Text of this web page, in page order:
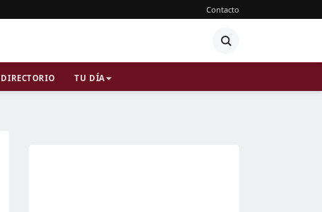
Contacto
DIRECTORIO TU DÍA